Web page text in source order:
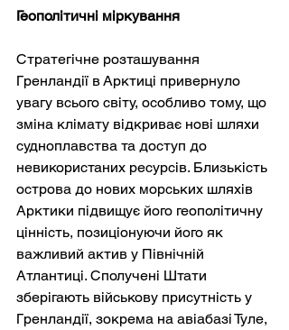
Геополітичні міркування
Стратегічне розташування
Гренландії в Арктиці привернуло
увагу всього світу, особливо тому, що
зміна клімату відкриває нові шляхи
судноплавства та доступ до
невикористаних ресурсів. Близькість
острова до нових морських шляхів
Арктики підвищує його геополітичну
цінність, позиціонуючи його як
важливий актив у Північній
Атлантиці. Сполучені Штати
зберігають військову присутність у
Гренландії, зокрема на авіабазі Туле,